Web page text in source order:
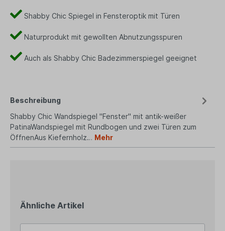
Shabby Chic Spiegel in Fensteroptik mit Türen
Naturprodukt mit gewollten Abnutzungsspuren
Auch als Shabby Chic Badezimmerspiegel geeignet
Beschreibung
Shabby Chic Wandspiegel "Fenster" mit antik-weißer
PatinaWandspiegel mit Rundbogen und zwei Türen zum
ÖffnenAus Kiefernholz… Mehr
Ähnliche Artikel